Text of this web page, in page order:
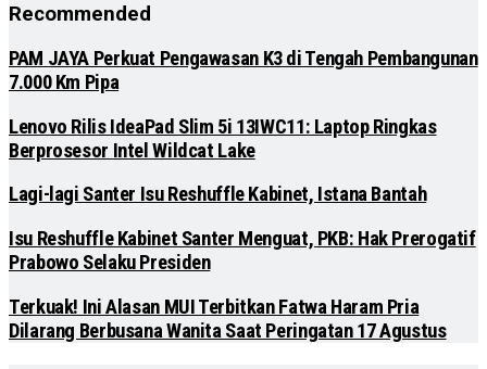
Recommended
PAM JAYA Perkuat Pengawasan K3 di Tengah Pembangunan
7.000 Km Pipa
Lenovo Rilis IdeaPad Slim 5i 13IWC11: Laptop Ringkas
Berprosesor Intel Wildcat Lake
Lagi-lagi Santer Isu Reshuffle Kabinet, Istana Bantah
Isu Reshuffle Kabinet Santer Menguat, PKB: Hak Prerogatif
Prabowo Selaku Presiden
Terkuak! Ini Alasan MUI Terbitkan Fatwa Haram Pria
Dilarang Berbusana Wanita Saat Peringatan 17 Agustus